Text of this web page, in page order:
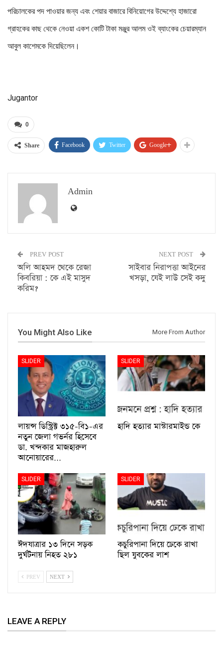
পরিচালকের পদ পাওয়ার জন্য এবং শেয়ার বাজারে বিনিয়োগের উদ্দেশ্যে হাজারো
গ্রাহকের কাছ থেকে নেওয়া একশ কোটি টাকা মঞ্জুর আলম ওই ব্যাংকের চেয়ারম্যান
আবুল কাশেমকে দিয়েছিলেন।
Jugantor
0
Share Facebook Twitter Google+
Admin
PREV POST
অলি আহমদ থেকে রেজা
কিবরিয়া : কে এই মাসুদ
করিম?
NEXT POST
সাইবার নিরাপত্তা আইনের
খসড়া, যেই লাউ সেই কদু
You Might Also Like More From Author
SLIDER
লায়ন্স ডিস্ট্রিক্ট ৩১৫-বি১-এর
নতুন জেলা গভর্নর হিসেবে
ডা. খন্দকার মাজহারুল
আনোয়ারের…
SLIDER
হাদি হত্যার মাস্টারমাইন্ড কে
SLIDER
ঈদযাত্রার ১৩ দিনে সড়ক
দুর্ঘটনায় নিহত ২৮১
SLIDER
কচুরিপানা দিয়ে ঢেকে রাখা
ছিল যুবকের লাশ
PREV NEXT
LEAVE A REPLY